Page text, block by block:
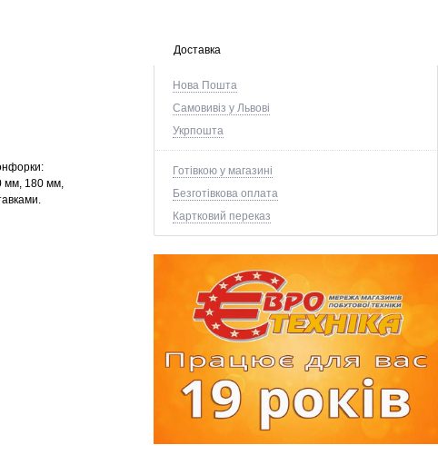
Доставка
Нова Пошта
Самовивіз у Львові
Укрпошта
Готівкою у магазині
Безготівкова оплата
Картковий переказ
мм, 180 мм,